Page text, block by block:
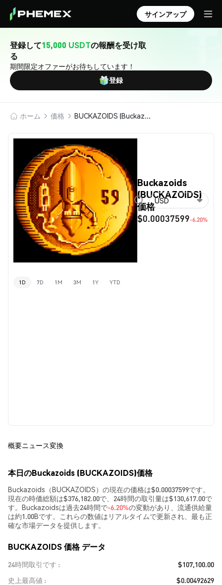
サインアップ
登録して15,000 USDTの報酬を受け取
る
期間限定オファーがお待ちしています！
登録
ホーム 価格 BUCKAZOIDS (Buckazoids)
Buckazoids
(BUCKAZOIDS)
価格
$0.00037599-6.20%
USD
1D 7D 1M 3M 1Y YTD
概要ニュース変換
本日のBuckazoids (BUCKAZOIDS)価格
Buckazoids（BUCKAZOIDS）の現在の価格は$0.00037599です。
現在の時価総額は$376,182.00で、24時間の取引量は$130,617.00で
す。Buckazoidsは過去24時間で-6.20%の変動があり、流通供給量
は約1.00Bです。これらの数値はリアルタイムで更新され、最も正
確な市場データを提供します。
BUCKAZOIDS 価格 データ
24時間取引です
$107,100.00
史上最高値
$0.00492629